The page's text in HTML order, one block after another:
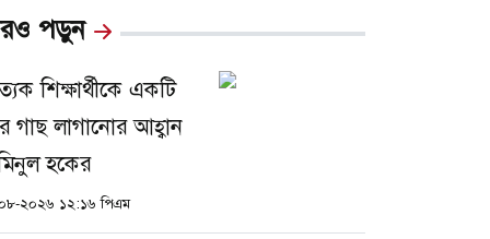
পড়ুন
শিক্ষার্থীকে একটি
গাছ লাগানোর আহ্বান
হকের
২০২৬ ১২:১৬ পিএম